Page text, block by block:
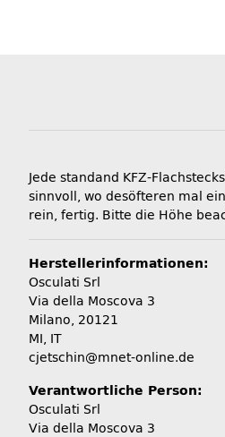
Jede standand KFZ-
sinnvoll, wo desöfteren mal
rein, fertig. Bitte die Höhe
Herstellerinformationen:
Osculati Srl
Via della Moscova 3
Milano, 20121
MI, IT
cjetschin@mnet-online.de
Verantwortliche Person:
Osculati Srl
Via della Moscova 3